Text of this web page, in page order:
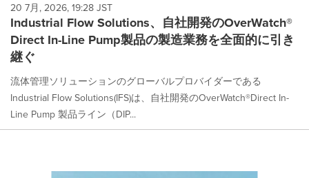
20 7月, 2026, 19:28 JST
Industrial Flow Solutions、自社開発のOverWatch®
Direct In-Line Pump製品の製造業務を全面的に引き
継ぐ
流体管理ソリューションのグローバルプロバイダーである
Industrial Flow Solutions(IFS)は、自社開発のOverWatch®Direct In-
Line Pump 製品ライン（DIP...